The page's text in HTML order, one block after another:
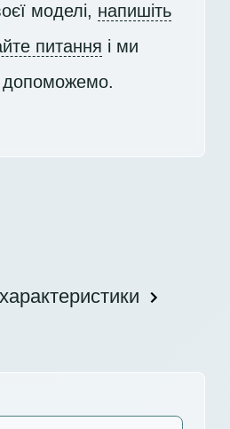
моделі, напишіть
питання і ми
допоможемо.